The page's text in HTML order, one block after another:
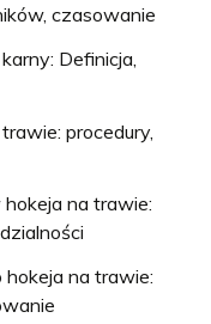
czasowanie
Definicja,
procedury,
na trawie:
hokeja na trawie: